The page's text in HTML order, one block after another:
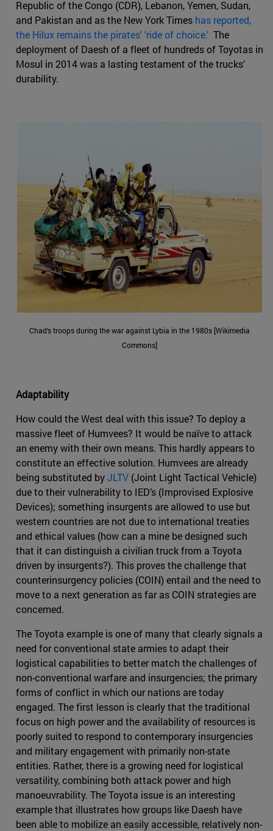
Republic of the Congo (CDR), Lebanon, Yemen, Sudan,
and Pakistan and as the New York Times has reported,
the Hilux remains the pirates' 'ride of choice.' The
deployment of Daesh of a fleet of hundreds of Toyotas in
Mosul in 2014 was a lasting testament of the trucks’
durability.
Chad's troops during the war against Lybia in the 1980s [Wikimedia
Commons]
Adaptability
How could the West deal with this issue? To deploy a
massive fleet of Humvees? It would be naïve to attack
an enemy with their own means. This hardly appears to
constitute an effective solution. Humvees are already
being substituted byJLTV (Joint Light Tactical Vehicle)
due to their vulnerability to IED’s (Improvised Explosive
Devices); something insurgents are allowed to use but
western countries are not due to international treaties
and ethical values (how can a mine be designed such
that it can distinguish a civilian truck from a Toyota
driven by insurgents?). This proves the challenge that
counterinsurgency policies (COIN) entail and the need to
move to a next generation as far as COIN strategies are
concerned.
The Toyota example is one of many that clearly signals a
need for conventional state armies to adapt their
logistical capabilities to better match the challenges of
non-conventional warfare and insurgencies; the primary
forms of conflict in which our nations are today
engaged. The first lesson is clearly that the traditional
focus on high power and the availability of resources is
poorly suited to respond to contemporary insurgencies
and military engagement with primarily non-state
entities. Rather, there is a growing need for logistical
versatility, combining both attack power and high
manoeuvrability. The Toyota issue is an interesting
example that illustrates how groups like Daesh have
been able to mobilize an easily accessible, relatively non-